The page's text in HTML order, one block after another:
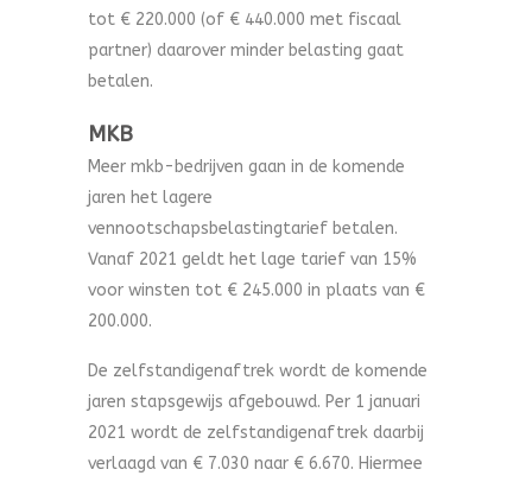
tot € 220.000 (of € 440.000 met fiscaal
partner) daarover minder belasting gaat
betalen.
MKB
Meer mkb-bedrijven gaan in de komende
jaren het lagere
vennootschapsbelastingtarief betalen.
Vanaf 2021 geldt het lage tarief van 15%
voor winsten tot € 245.000 in plaats van €
200.000.
De zelfstandigenaftrek wordt de komende
jaren stapsgewijs afgebouwd. Per 1 januari
2021 wordt de zelfstandigenaftrek daarbij
verlaagd van € 7.030 naar € 6.670. Hiermee